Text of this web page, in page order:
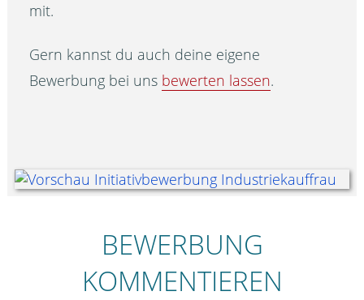
mit.
Gern kannst du auch deine eigene
Bewerbung bei uns bewerten lassen.
BEWERBUNG
KOMMENTIEREN